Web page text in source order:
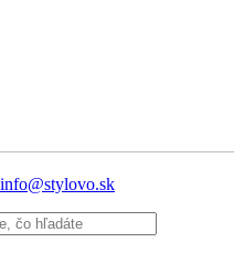
info@stylovo.sk